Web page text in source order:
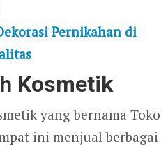
Pernikahan di
Kosmetik
yang bernama Toko
ini menjual berbagai